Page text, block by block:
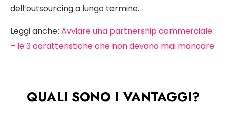
dell’outsourcing a lungo termine.
Leggi anche: Avviare una partnership commerciale
– le 3 caratteristiche che non devono mai mancare
QUALI SONO I VANTAGGI?